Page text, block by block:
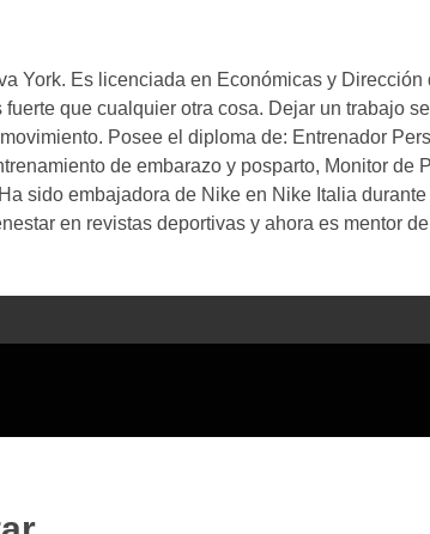
York. Es licenciada en Económicas y
que cualquier otra cosa. Dejar un trabajo
Posee el diploma de: Entrenador
de embarazo y posparto, Monitor de
sido embajadora de Nike en Nike Italia
en revistas deportivas y ahora es mentor